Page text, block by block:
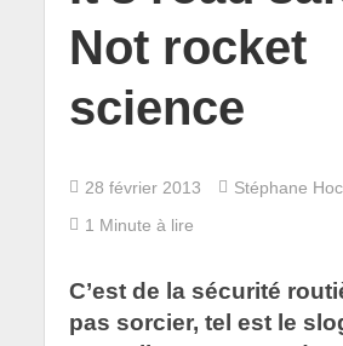
Not rocket
science
28 février 2013
Stéphane
1 Minute à lire
C’est de la sécurité
pas sorcier, tel est le